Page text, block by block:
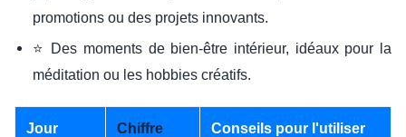
promotions ou des projets innovants.
⭐ Des moments de bien-être intérieur, idéaux pour la
méditation ou les hobbies créatifs.
Jour
Chiffre
Conseils pour l'utiliser